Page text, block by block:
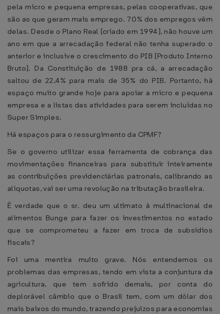
pela micro e pequena empresas, pelas cooperativas, que
são as que geram mais emprego. 70% dos empregos vêm
delas. Desde o Plano Real [criado em 1994], não houve um
ano em que a arrecadação federal não tenha superado o
anterior e inclusive o crescimento do PIB [Produto Interno
Bruto]. Da Constituição de 1988 pra cá, a arrecadação
saltou de 22,4% para mais de 35% do PIB. Portanto, há
espaço muito grande hoje para apoiar a micro e pequena
empresa e a listas das atividades para serem incluídas no
Super Simples.
Há espaços para o ressurgimento da CPMF?
Se o governo utilizar essa ferramenta de cobrança das
movimentações financeiras para substituir inteiramente
as contribuições previdenciárias patronais, calibrando as
alíquotas, vai ser uma revolução na tributação brasileira.
É verdade que o sr. deu um ultimato à multinacional de
alimentos Bunge para fazer os investimentos no estado
que se comprometeu a fazer em troca de subsídios
fiscais?
Foi uma mentira muito grave. Nós entendemos os
problemas das empresas, tendo em vista a conjuntura da
agricultura, que tem sofrido demais, por conta do
deplorável câmbio que o Brasil tem, com um dólar dos
mais baixos do mundo, trazendo prejuízos para economias